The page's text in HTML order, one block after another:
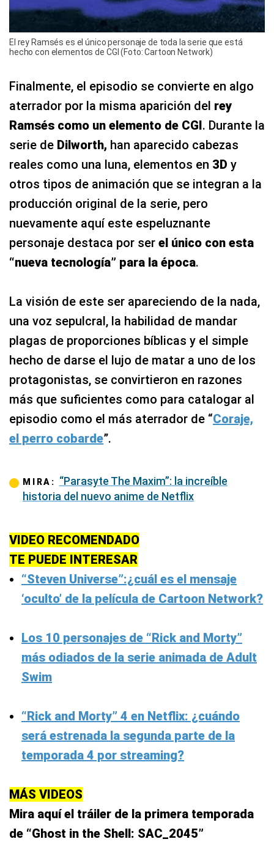
El rey Ramsés es el único personaje de toda la serie que está
hecho con elementos de CGI (Foto: Cartoon Network)
Finalmente, el episodio se convierte en algo
aterrador por la misma aparición del rey
Ramsés como un elemento de CGI. Durante la
serie de Dilworth, han aparecido cabezas
reales como una luna, elementos en 3D y
otros tipos de animación que se integran a la
producción original de la serie, pero
nuevamente aquí este espeluznante
personaje destaca por ser el único con esta
“nueva tecnología” para la época.
La visión de este ser apareciendo de la nada,
una voz sepulcral, la habilidad de mandar
plagas de proporciones bíblicas y el simple
hecho de darse el lujo de matar a uno de los
protagonistas, se convirtieron en razones
más que suficientes como para catalogar al
episodio como el más aterrador de “Coraje,
el perro cobarde”.
MIRA: “Parasyte The Maxim”: la increíble
historia del nuevo anime de Netflix
VIDEO RECOMENDADO
TE PUEDE INTERESAR
“Steven Universe”:¿cuál es el mensaje
‘oculto’ de la película de Cartoon Network?
Los 10 personajes de “Rick and Morty”
más odiados de la serie animada de Adult
Swim
“Rick and Morty” 4 en Netflix: ¿cuándo
será estrenada la segunda parte de la
temporada 4 por streaming?
MÁS VIDEOS
Mira aquí el tráiler de la primera temporada
de “Ghost in the Shell: SAC_2045”